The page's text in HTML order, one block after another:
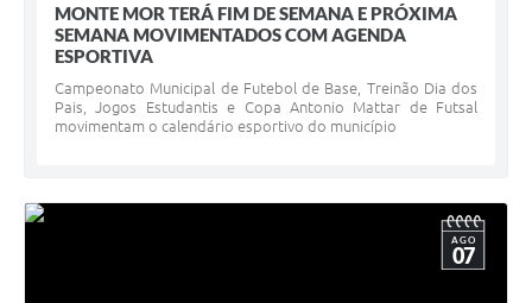
Arquivos para Download
Links
MONTE MOR TERÁ FIM DE SEMANA E PRÓXIMA
SEMANA MOVIMENTADOS COM AGENDA
ESPORTIVA
Campeonato Municipal de Futebol de Base, Treinão Dia dos
Pais, Jogos Estudantis e Copa Antonio Mattar de Futsal
movimentam o calendário esportivo do município
AGO
07